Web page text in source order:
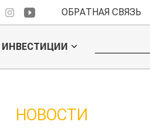
ОБРАТНАЯ СВЯЗЬ
ИНВЕСТИЦИИ
НОВОСТИ